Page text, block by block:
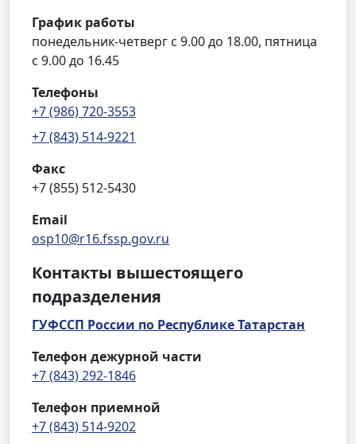
График работы
понедельник-четверг с 9.00 до 18.00, пятница
с 9.00 до 16.45
Телефоны
+7 (986) 720-3553
+7 (843) 514-9221
Факс
+7 (855) 512-5430
Email
osp10@r16.fssp.gov.ru
Контакты вышестоящего
подразделения
ГУФССП России по Республике Татарстан
Телефон дежурной части
+7 (843) 292-1846
Телефон приемной
+7 (843) 514-9202